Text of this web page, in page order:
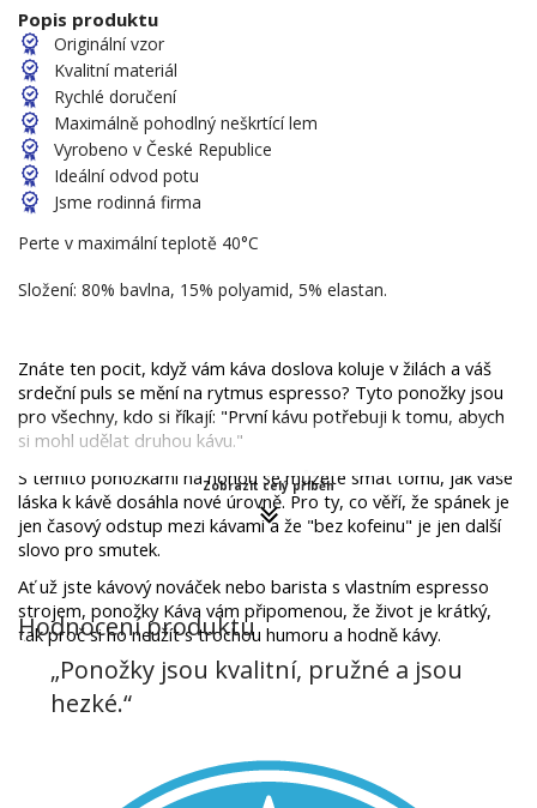
Popis produktu
Originální vzor
Kvalitní materiál
Rychlé doručení
Maximálně pohodlný neškrtící lem
Vyrobeno v České Republice
Ideální odvod potu
Jsme rodinná firma
Perte v maximální teplotě 40°C
Složení: 80% bavlna, 15% polyamid, 5% elastan.
Znáte ten pocit, když vám káva doslova koluje v žilách a váš
srdeční puls se mění na rytmus espresso? Tyto ponožky jsou
pro všechny, kdo si říkají: "První kávu potřebuji k tomu, abych
si mohl udělat druhou kávu."
S těmito ponožkami na nohou se můžete smát tomu, jak vaše
láska k kávě dosáhla nové úrovně. Pro ty, co věří, že spánek je
jen časový odstup mezi kávami a že "bez kofeinu" je jen další
slovo pro smutek.
Ať už jste kávový nováček nebo barista s vlastním espresso
strojem, ponožky Káva vám připomenou, že život je krátký,
tak proč si ho neužít s trochou humoru a hodně kávy.
Zobrazit celý příběh
Hodnocení produktu
„Ponožky jsou kvalitní, pružné a jsou
hezké.“